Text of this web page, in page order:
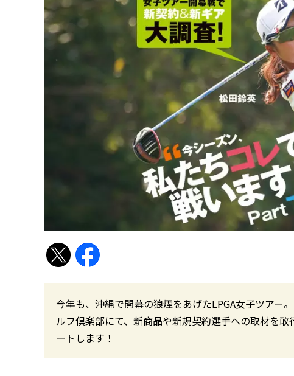
今年も、沖縄で開幕の狼煙をあげたLPGA女子ツアー
ルフ倶楽部にて、新商品や新規契約選手への取材を
ートします！